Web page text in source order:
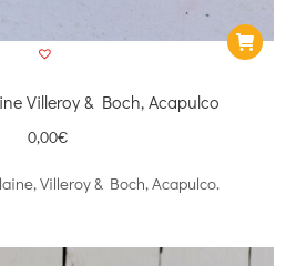
Villeroy & Boch, Acapulco
0,00€
Villeroy & Boch, Acapulco.